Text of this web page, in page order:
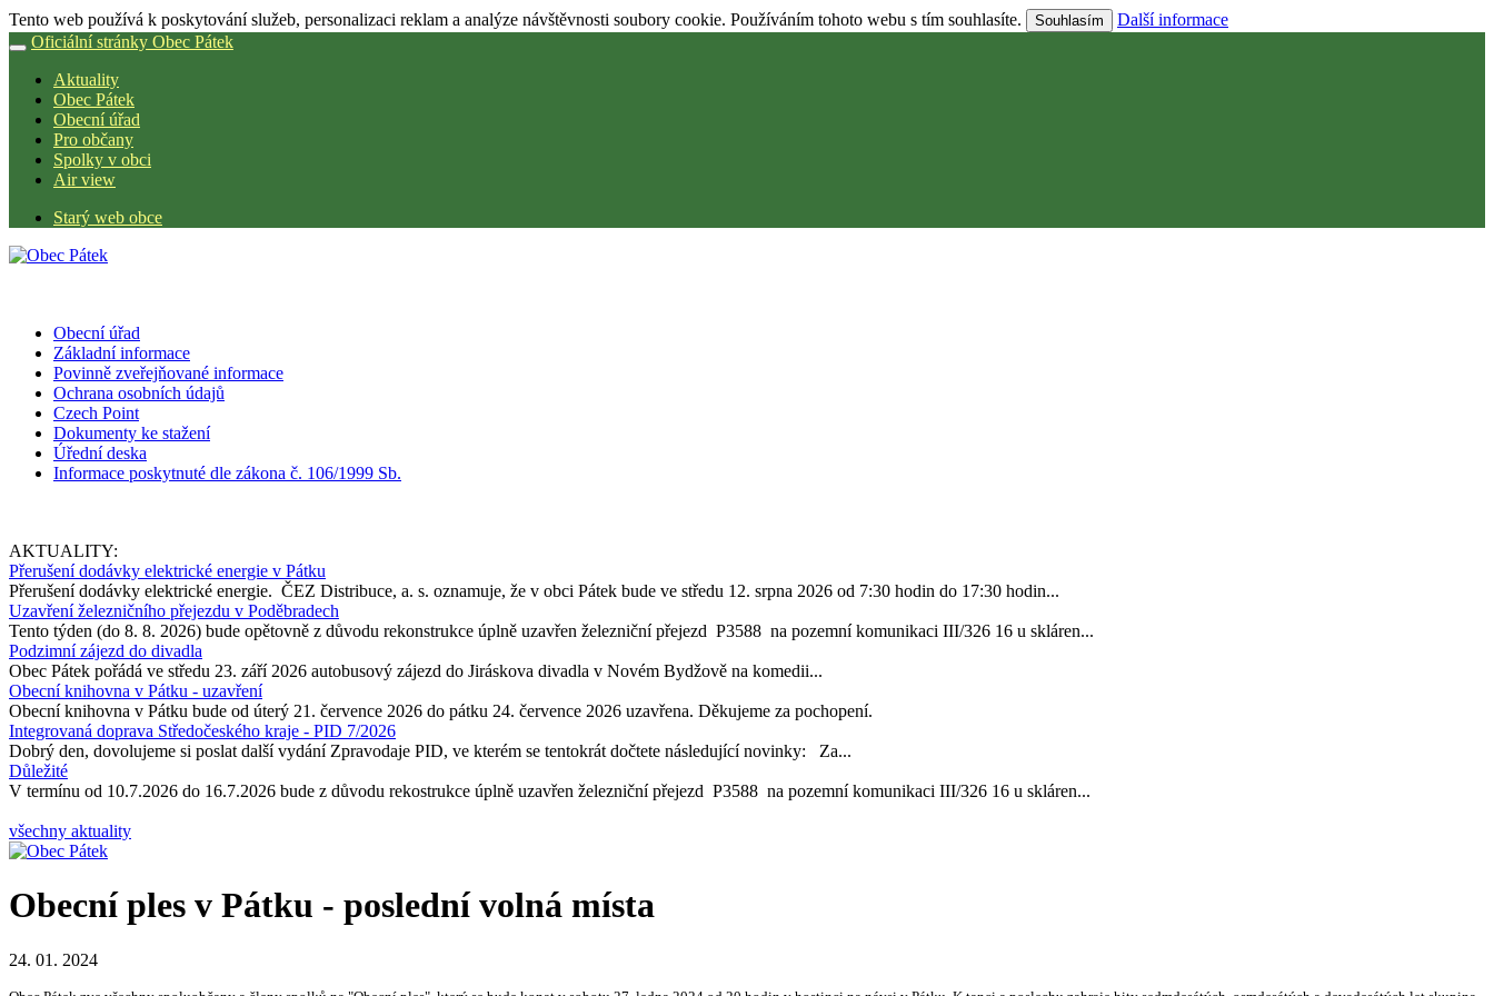
Tento web používá k poskytování služeb, personalizaci reklam a analýze návštěvnosti soubory cookie. Používáním tohoto webu s tím souhlasíte. Souhlasím
Další informace
Oficiální stránky Obec Pátek
Aktuality
Obec Pátek
Obecní úřad
Pro občany
Spolky v obci
Air view
Starý web obce
Obecní úřad
Základní informace
Povinně zveřejňované informace
Ochrana osobních údajů
Czech Point
Dokumenty ke stažení
Úřední deska
Informace poskytnuté dle zákona č. 106/1999 Sb.
AKTUALITY:
Přerušení dodávky elektrické energie v Pátku
Přerušení dodávky elektrické energie. ČEZ Distribuce, a. s. oznamuje, že v obci Pátek bude ve středu 12. srpna 2026 od 7:30 hodin do 17:30 hodin...
Uzavření železničního přejezdu v Poděbradech
Tento týden (do 8. 8. 2026) bude opětovně z důvodu rekonstrukce úplně uzavřen železniční přejezd P3588 na pozemní komunikaci III/326 16 u skláren...
Podzimní zájezd do divadla
Obec Pátek pořádá ve středu 23. září 2026 autobusový zájezd do Jiráskova divadla v Novém Bydžově na komedii...
Obecní knihovna v Pátku - uzavření
Obecní knihovna v Pátku bude od úterý 21. července 2026 do pátku 24. července 2026 uzavřena. Děkujeme za pochopení.
Integrovaná doprava Středočeského kraje - PID 7/2026
Dobrý den, dovolujeme si poslat další vydání Zpravodaje PID, ve kterém se tentokrát dočtete následující novinky: Za...
Důležité
V termínu od 10.7.2026 do 16.7.2026 bude z důvodu rekostrukce úplně uzavřen železniční přejezd P3588 na pozemní komunikaci III/326 16 u skláren...
všechny aktuality
Obecní ples v Pátku - poslední volná místa
24. 01. 2024